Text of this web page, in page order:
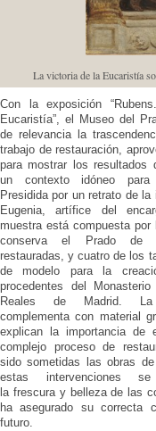
La victoria de la Eucaristía
Con la exposición
Eucaristía”, el Museo del
de relevancia la
trabajo de restauración,
para mostrar los resultados
un contexto idóneo para
Presidida por un retrato de
Eugenia, artífice del
muestra está compuesta
conserva el Prado de
restauradas, y cuatro de los
de modelo para la
procedentes del
Reales de Madrid.
complementa con material
explican la importancia de
complejo proceso de
sido sometidas las obras
estas intervenciones
la frescura y belleza de las
ha asegurado su correcta
futuro.